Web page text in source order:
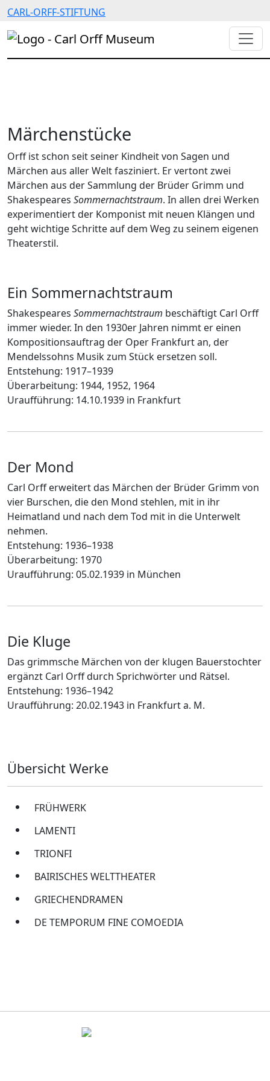
CARL-ORFF-STIFTUNG
Märchenstücke
Orff ist schon seit seiner Kindheit von Sagen und
Märchen aus aller Welt fasziniert. Er vertont zwei
Märchen aus der Sammlung der Brüder Grimm und
Shakespeares Sommernachtstraum. In allen drei Werken
experimentiert der Komponist mit neuen Klängen und
geht wichtige Schritte auf dem Weg zu seinem eigenen
Theaterstil.
Ein Sommernachtstraum
Shakespeares Sommernachtstraum beschäftigt Carl Orff
immer wieder. In den 1930er Jahren nimmt er einen
Kompositionsauftrag der Oper Frankfurt an, der
Mendelssohns Musik zum Stück ersetzen soll.
Entstehung: 1917–1939
Überarbeitung: 1944, 1952, 1964
Uraufführung: 14.10.1939 in Frankfurt
Der Mond
Carl Orff erweitert das Märchen der Brüder Grimm von
vier Burschen, die den Mond stehlen, mit in ihr
Heimatland und nach dem Tod mit in die Unterwelt
nehmen.
Entstehung: 1936–1938
Überarbeitung: 1970
Uraufführung: 05.02.1939 in München
Die Kluge
Das grimmsche Märchen von der klugen Bauerstochter
ergänzt Carl Orff durch Sprichwörter und Rätsel.
Entstehung: 1936–1942
Uraufführung: 20.02.1943 in Frankfurt a. M.
Übersicht Werke
FRÜHWERK
LAMENTI
TRIONFI
BAIRISCHES WELTTHEATER
GRIECHENDRAMEN
DE TEMPORUM FINE COMOEDIA